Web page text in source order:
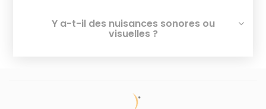
Y a-t-il des nuisances sonores ou
visuelles ?